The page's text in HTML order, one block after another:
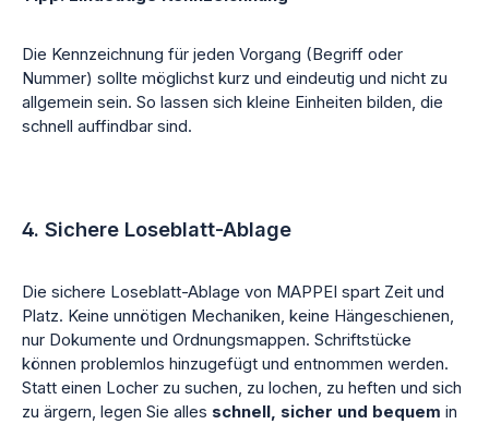
Die Kennzeichnung für jeden Vorgang (Begriff oder
Nummer) sollte möglichst kurz und eindeutig und nicht zu
allgemein sein. So lassen sich kleine Einheiten bilden, die
schnell auffindbar sind.
4. Sichere Loseblatt-Ablage
Die sichere Loseblatt-Ablage von MAPPEI spart Zeit und
Platz. Keine unnötigen Mechaniken, keine Hängeschienen,
nur Dokumente und Ordnungsmappen. Schriftstücke
können problemlos hinzugefügt und entnommen werden.
Statt einen Locher zu suchen, zu lochen, zu heften und sich
zu ärgern, legen Sie alles schnell, sicher und bequem in